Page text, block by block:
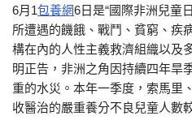
6月1包養網6日是“國際非洲兒童
所遭遇的饑餓、戰鬥、貧窮、疾
構在內的人性主義救濟組織以及
明正告，非洲之角因持續四年旱
重的水災。本年一季度，索馬里
收醫治的嚴重養分不良兒童人數